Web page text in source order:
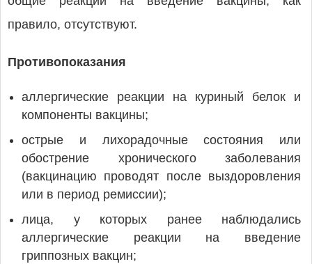
правило, отсутствуют.
Противопоказания
аллергические реакции на куриный белок и
компоненты вакцины;
острые и лихорадочные состояния или
обострение хронического заболевания
(вакцинацию проводят после выздоровления
или в период ремиссии);
лица, у которых ранее наблюдались
аллергические реакции на введение
гриппозных вакцин;